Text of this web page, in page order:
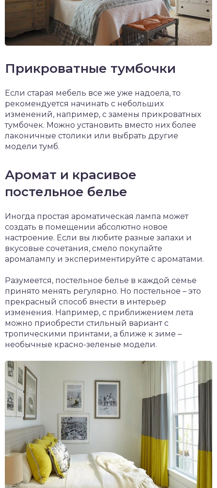
Прикроватные тумбочки
Если старая мебель все же уже надоела, то
рекомендуется начинать с небольших
изменений, например, с замены прикроватных
тумбочек. Можно установить вместо них более
лаконичные столики или выбрать другие
модели тумб.
Аромат и красивое
постельное белье
Иногда простая ароматическая лампа может
создать в помещении абсолютно новое
настроение. Если вы любите разные запахи и
вкусовые сочетания, смело покупайте
аромалампу и экспериментируйте с ароматами.
Разумеется, постельное белье в каждой семье
принято менять регулярно. Но постельное – это
прекрасный способ внести в интерьер
изменения. Например, с приближением лета
можно приобрести стильный вариант с
тропическими принтами, а ближе к зиме –
необычные красно-зеленые модели.